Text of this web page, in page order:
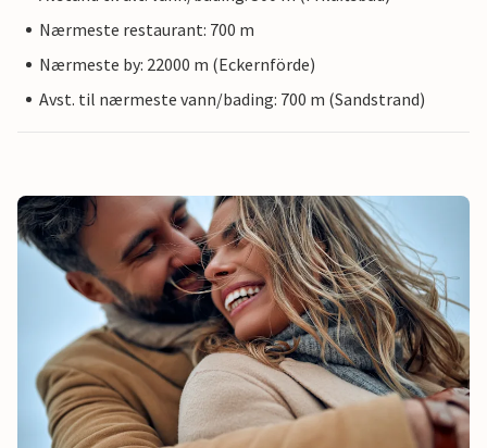
Nærmeste restaurant: 700 m
Nærmeste by: 22000 m (Eckernförde)
Avst. til nærmeste vann/bading: 700 m (Sandstrand)